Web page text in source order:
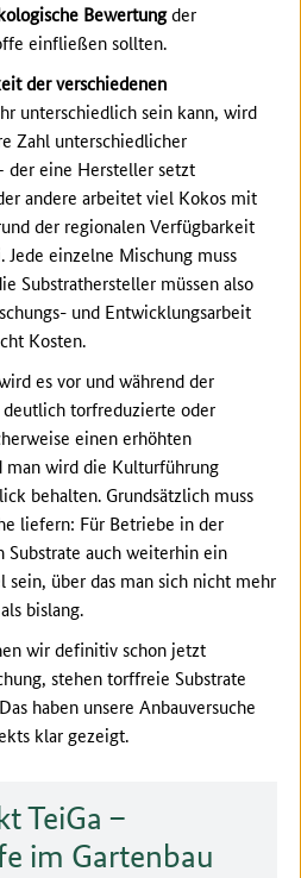
Bewertungder
einfließen sollten.
der verschiedenen
unterschiedlich sein kann, wird
Zahl unterschiedlicher
der eine Hersteller setzt
andere arbeitet viel Kokos mit
der regionalen Verfügbarkeit
einzelne Mischung muss
Substrathersteller müssen also
und Entwicklungsarbeit
Kosten.
es vor und während der
torfreduzierte oder
einen erhöhten
wird die Kulturführung
behalten. Grundsätzlich muss
liefern: Für Betriebe in der
Substrate auch weiterhin ein
sein, über das man sich nicht mehr
bislang.
wir definitiv schon jetzt
stehen torffreie Substrate
haben unsere Anbauversuche
klar gezeigt.
TeiGa –
im Gartenbau